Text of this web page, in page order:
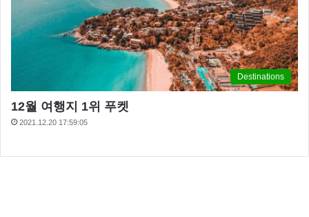
Destinations
12월 여행지 1위 푸켓
2021.12.20 17:59:05